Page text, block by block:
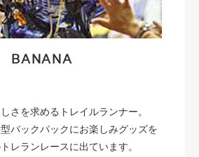
BANANA
さを求めるトレイルランナー。
バックパックにお楽しみグッズを
レランレースに出ています。